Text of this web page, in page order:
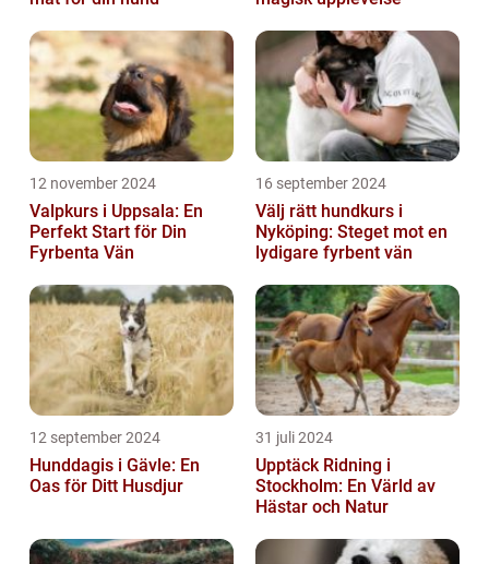
12 november 2024
Valpkurs i Uppsala: En
Perfekt Start för Din
Fyrbenta Vän
16 september 2024
Välj rätt hundkurs i
Nyköping: Steget mot en
lydigare fyrbent vän
12 september 2024
Hunddagis i Gävle: En
Oas för Ditt Husdjur
31 juli 2024
Upptäck Ridning i
Stockholm: En Värld av
Hästar och Natur